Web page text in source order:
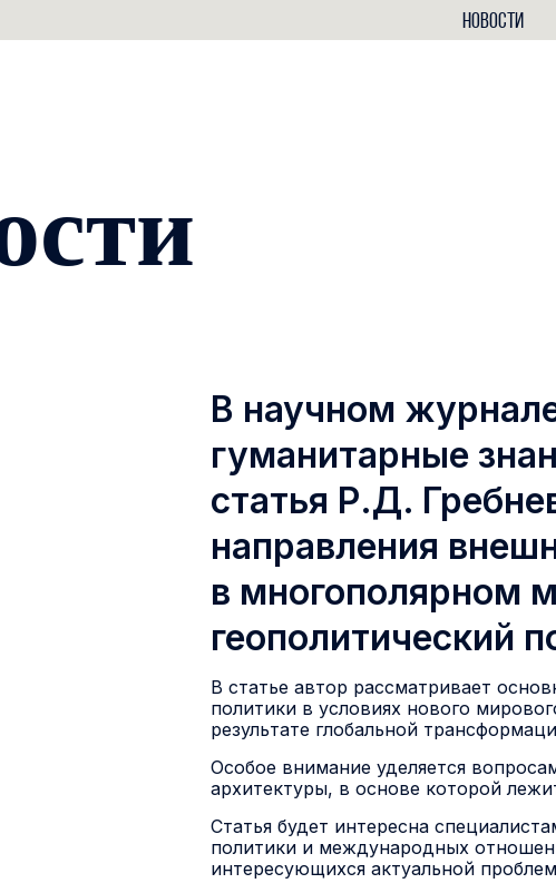
НОВОСТИ
В научном
гуманитарные
статья Р.Д.
направления
в многополярном
геополитический
В статье автор рассматривает
политики в условиях нового
результате глобальной
Особое внимание уделяется
архитектуры, в основе которой
Статья будет интересна
политики и международных
интересующихся актуальной